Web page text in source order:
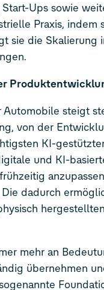
Ups sowie
Praxis,
sie die
steigt
von der
KI-
und KI-
dadurch
mehr an
übernehmen